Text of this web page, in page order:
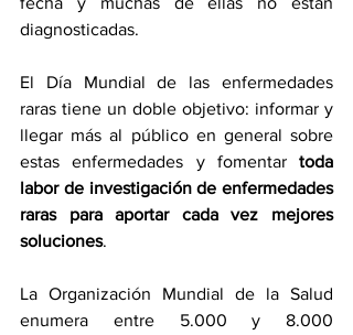
diagnosticadas.
El Día Mundial de las enfermedades
raras tiene un doble objetivo: informar y
llegar más al público en general sobre
estas enfermedades y fomentar toda
labor de investigación de enfermedades
raras para aportar cada vez mejores
soluciones.
La Organización Mundial de la Salud
enumera entre 5.000 y 8.000